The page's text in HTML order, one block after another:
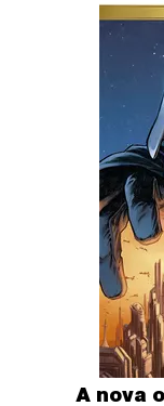
A nova